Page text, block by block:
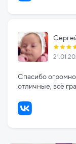
Спасибо
отличные, всё